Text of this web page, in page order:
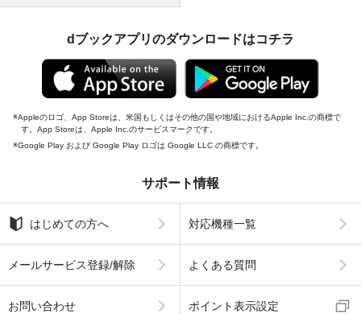
dブックアプリのダウンロードはコチラ
Appleのロゴ、App Storeは、米国もしくはその他の国や地域におけるApple Inc.の商標で
す。App Storeは、Apple Inc.のサービスマークです。
Google Play および Google Play ロゴは Google LLC の商標です。
サポート情報
はじめての方へ 対応機種一覧
メールサービス登録/解除 よくある質問
お問い合わせ ポイント表示設定